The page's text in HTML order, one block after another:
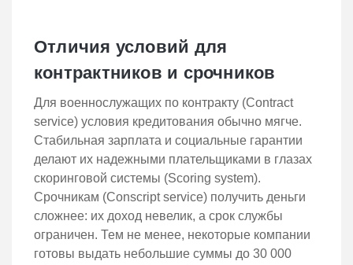
Отличия условий для
контрактников и срочников
Для военнослужащих по контракту (Contract
service) условия кредитования обычно мягче.
Стабильная зарплата и социальные гарантии
делают их надежными плательщиками в глазах
скоринговой системы (Scoring system).
Срочникам (Conscript service) получить деньги
сложнее: их доход невелик, а срок службы
ограничен. Тем не менее, некоторые компании
готовы выдать небольшие суммы до 30 000